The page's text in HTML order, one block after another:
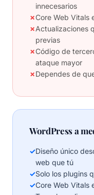
innecesarios
✗Core Web Vitals
✗Actualizaciones
previas
✗Código de
ataque mayor
✗Dependes de
WordPress a
✓Diseño único
web que tú
✓Solo los plugins
✓Core Web Vitals